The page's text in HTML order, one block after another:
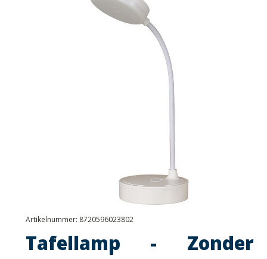
Artikelnummer: 8720596023802
Tafellamp - Zonder